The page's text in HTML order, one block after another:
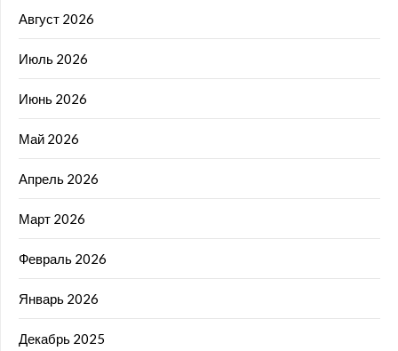
Август 2026
Июль 2026
Июнь 2026
Май 2026
Апрель 2026
Март 2026
Февраль 2026
Январь 2026
Декабрь 2025